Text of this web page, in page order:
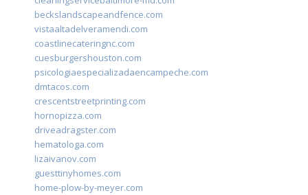
beckslandscapeandfence.com
vistaaltadelveramendi.com
coastlinecateringnc.com
cuesburgershouston.com
psicologiaespecializadaencampeche.com
dmtacos.com
crescentstreetprinting.com
hornopizza.com
driveadragster.com
hematologa.com
lizaivanov.com
guesttinyhomes.com
home-plow-by-meyer.com